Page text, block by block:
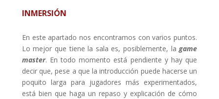
INMERSIÓN
En este apartado nos encontramos con varios puntos.
Lo mejor que tiene la sala es, posiblemente, lagame
master. En todo momento está pendiente y hay que
decir que, pese a que la introducción puede hacerse un
poquito larga para jugadores más experimentados,
está bien que haga un repaso y explicación de cómo